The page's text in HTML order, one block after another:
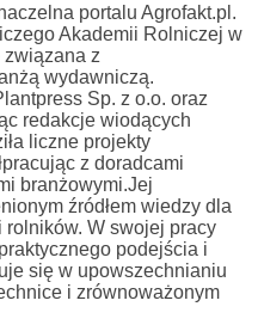
portalu Agrofakt.pl.
Akademii Rolniczej w
związana z
wydawniczą.
Sp. z o.o. oraz
redakcje wiodących
liczne projekty
z doradcami
branżowymi.Jej
źródłem wiedzy dla
W swojej pracy
podejścia i
się w upowszechnianiu
i zrównoważonym